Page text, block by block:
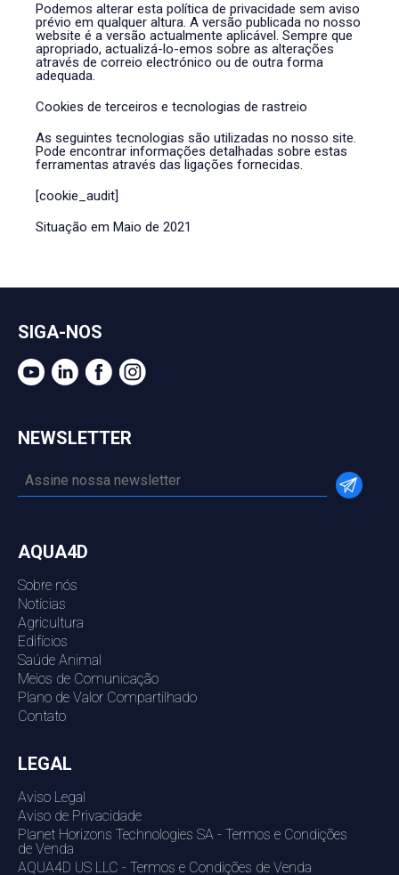
Podemos alterar esta política de privacidade sem aviso
prévio em qualquer altura. A versão publicada no nosso
website é a versão actualmente aplicável. Sempre que
apropriado, actualizá-lo-emos sobre as alterações
através de correio electrónico ou de outra forma
adequada.
Cookies de terceiros e tecnologias de rastreio
As seguintes tecnologias são utilizadas no nosso site.
Pode encontrar informações detalhadas sobre estas
ferramentas através das ligações fornecidas.
[cookie_audit]
Situação em Maio de 2021
SIGA-NOS
NEWSLETTER
AQUA4D
Sobre nós
Notícias
Agricultura
Edifícios
Saúde Animal
Meios de Comunicação
Plano de Valor Compartilhado
Contato
LEGAL
Aviso Legal
Aviso de Privacidade
Planet Horizons Technologies SA - Termos e Condições
de Venda
AQUA4D US LLC - Termos e Condições de Venda